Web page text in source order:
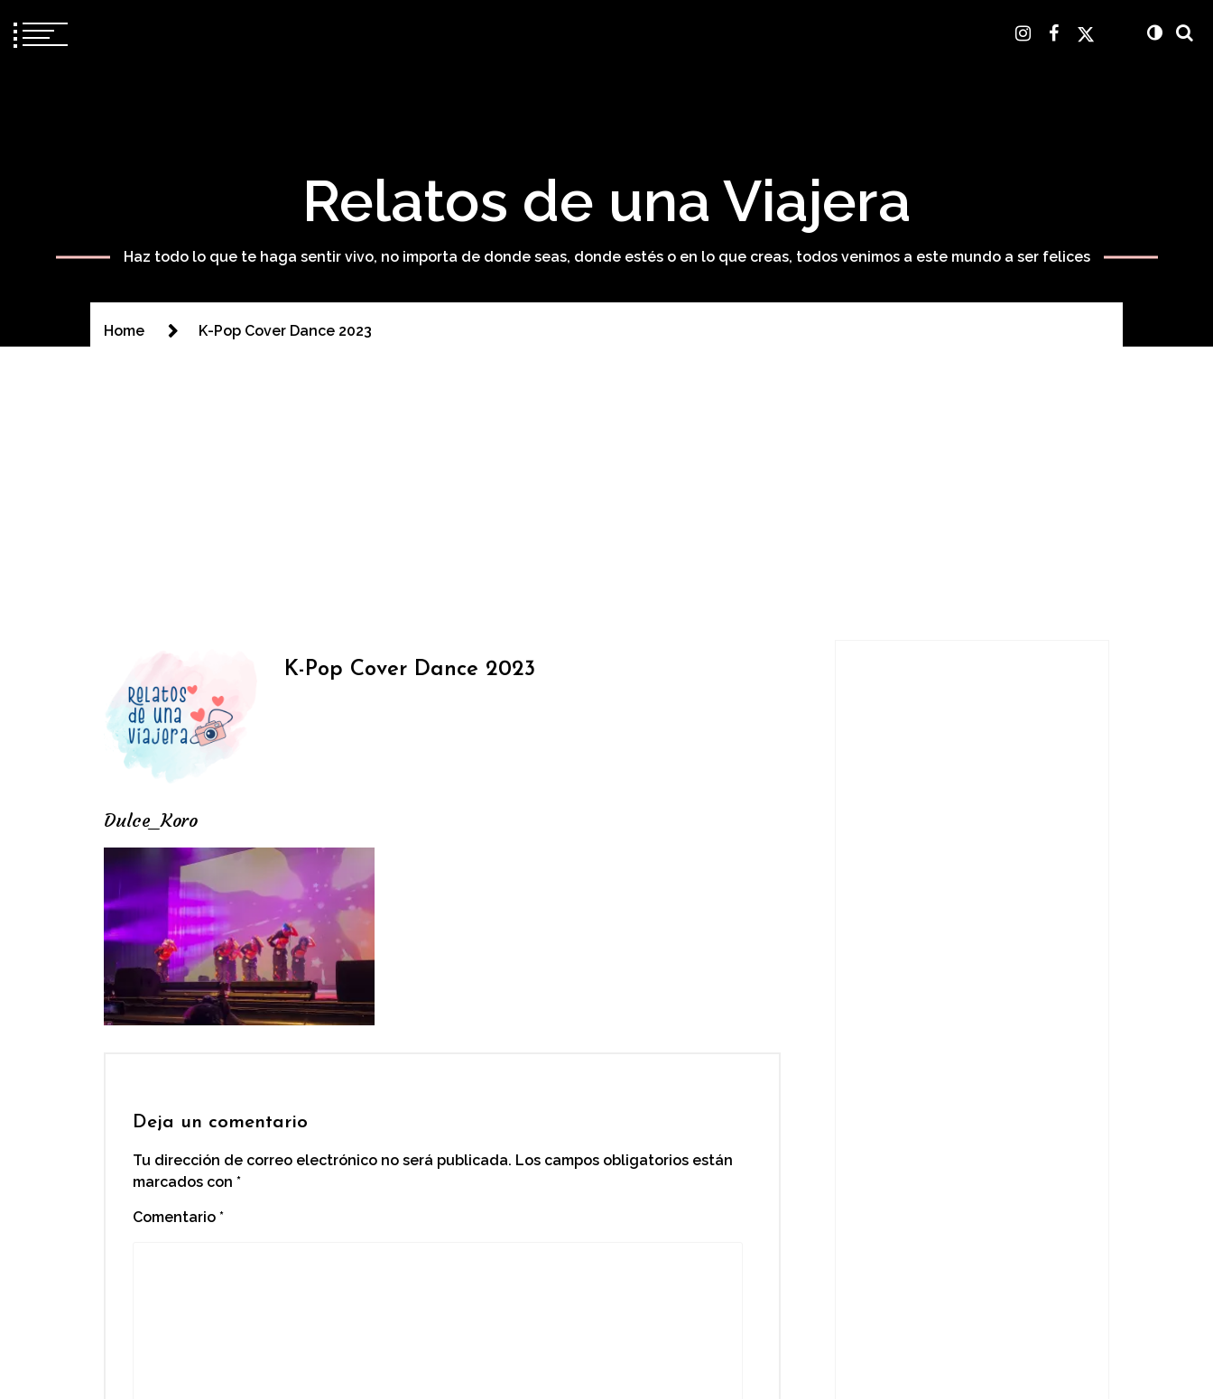
Relatos de una Viajera
Haz todo lo que te haga sentir vivo, no importa de donde seas, donde estés o en lo que creas, todos venimos a este mundo a ser felices
Home K-Pop Cover Dance 2023
Dulce_Koro
K-Pop Cover Dance 2023
Deja un comentario
Tu dirección de correo electrónico no será publicada. Los campos obligatorios están
marcados con *
Comentario *